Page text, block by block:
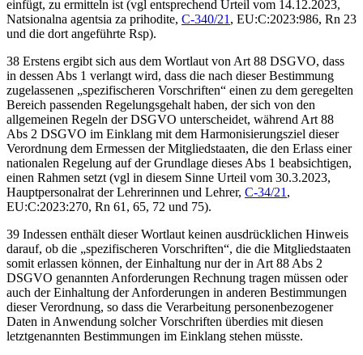
einfügt, zu ermitteln ist (vgl entsprechend Urteil vom 14.12.2023,
Natsionalna agentsia za prihodite, C-340/21 , EU:C:2023:986, Rn 23
und die dort angeführte Rsp).
38 Erstens ergibt sich aus dem Wortlaut von Art 88 DSGVO, dass
in dessen Abs 1 verlangt wird, dass die nach dieser Bestimmung
zugelassenen „spezifischeren Vorschriften“ einen zu dem geregelten
Bereich passenden Regelungsgehalt haben, der sich von den
allgemeinen Regeln der DSGVO unterscheidet, während Art 88
Abs 2 DSGVO im Einklang mit dem Harmonisierungsziel dieser
Verordnung dem Ermessen der Mitgliedstaaten, die den Erlass einer
nationalen Regelung auf der Grundlage dieses Abs 1 beabsichtigen,
einen Rahmen setzt (vgl in diesem Sinne Urteil vom 30.3.2023,
Hauptpersonalrat der Lehrerinnen und Lehrer, C-34/21 ,
EU:C:2023:270, Rn 61, 65, 72 und 75).
39 Indessen enthält dieser Wortlaut keinen ausdrücklichen Hinweis
darauf, ob die „spezifischeren Vorschriften“, die die Mitgliedstaaten
somit erlassen können, der Einhaltung nur der in Art 88 Abs 2
DSGVO genannten Anforderungen Rechnung tragen müssen oder
auch der Einhaltung der Anforderungen in anderen Bestimmungen
dieser Verordnung, so dass die Verarbeitung personenbezogener
Daten in Anwendung solcher Vorschriften überdies mit diesen
letztgenannten Bestimmungen im Einklang stehen müsste.